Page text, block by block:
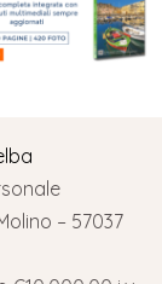
– 57037